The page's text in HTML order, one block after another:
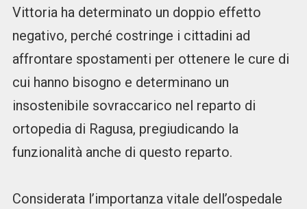
Vittoria ha determinato un doppio effetto
negativo, perché costringe i cittadini ad
affrontare spostamenti per ottenere le cure di
cui hanno bisogno e determinano un
insostenibile sovraccarico nel reparto di
ortopedia di Ragusa, pregiudicando la
funzionalità anche di questo reparto.
Considerata l’importanza vitale dell’ospedale